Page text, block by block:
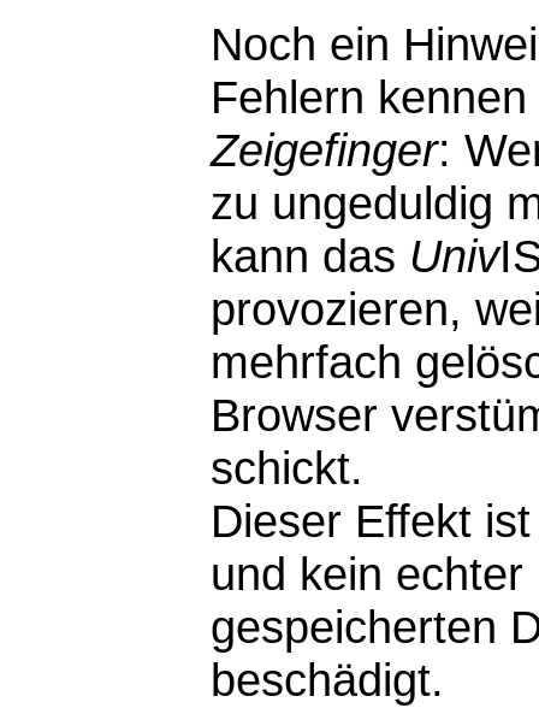
Noch ein
Fehlern
Zeigefinger:
zu ungeduldig
kann das Univ
provozieren,
mehrfach
Browser
schickt.
Dieser Effekt
und kein
gespeicherten
beschädigt.